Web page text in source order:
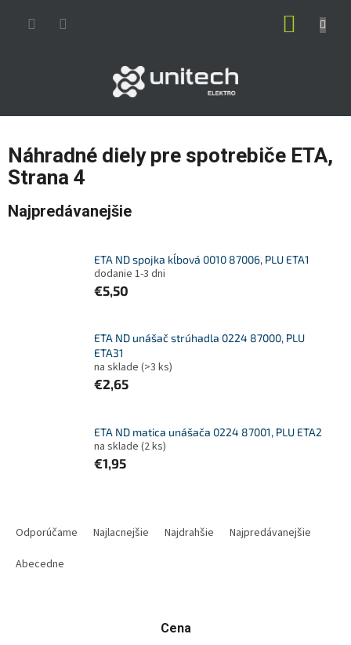
Náhradné diely pre spotrebiče ETA,
Strana 4
Najpredávanejšie
ETA ND spojka kĺbová 0010 87006, PLU ETA1
dodanie 1-3 dni
€5,50
ETA ND unášač strúhadla 0224 87000, PLU
ETA31
na sklade (>3 ks)
€2,65
ETA ND matica unášača 0224 87001, PLU ETA2
na sklade (2 ks)
€1,95
Odporúčame Najlacnejšie Najdrahšie
Najpredávanejšie
Abecedne
Cena